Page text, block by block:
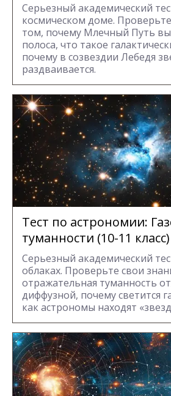
Серьезный академический
космическом доме.
том, почему Млечный Путь
полоса, что такое
почему в созвездии Лебедя
раздваивается.
Тест по астрономии:
туманности (10-11 класс)
Серьезный академический
облаках. Проверьте свои
отражательная туманность
диффузной, почему светится
как астрономы находят